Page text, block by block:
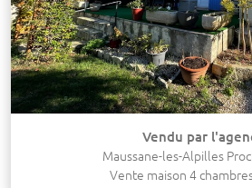
Vendu par
Maussane-les-Alpilles
Vente maison 4